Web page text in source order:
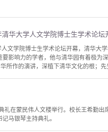
华大学人文学院博士生学术论
文学院博士生学术论坛开幕，清华大
影响力的学者，他与清华园有着极为
所作的演讲，深植下清华文化的根；
在蒙民伟人文楼举行。校长王希勤
马银琴主持典礼。